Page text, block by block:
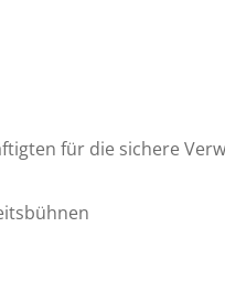
für die sichere